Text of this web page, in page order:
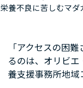
栄養不良に苦しむマ
「アクセスの困
るのは、オリビ
養支援事務所地域